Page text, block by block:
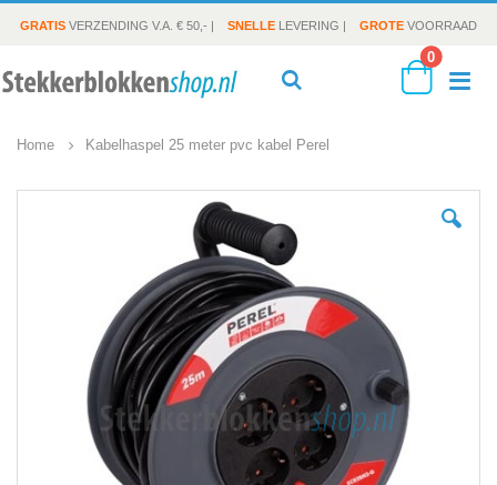
GRATIS VERZENDING V.A. € 50,- | SNELLE LEVERING | GROTE VOORRAAD
Cart
0
Home Kabelhaspel 25 meter pvc kabel Perel
afbeeldingen-